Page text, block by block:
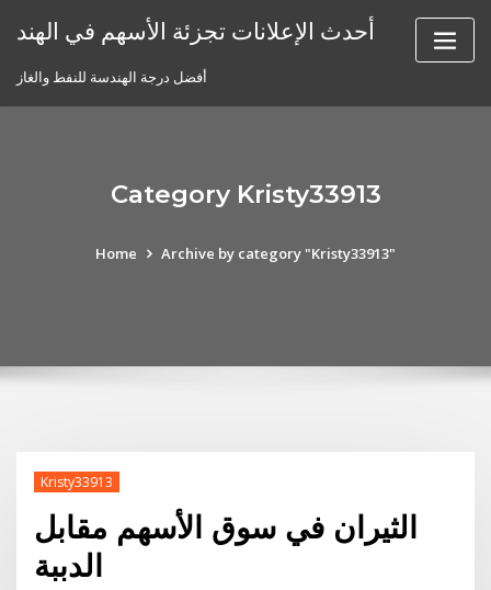
أحدث الإعلانات تجزئة الأسهم في الهند
أفضل درجة الهندسة للنفط والغاز
Category Kristy33913
Home Archive by category "Kristy33913"
Kristy33913
الثيران في سوق الأسهم مقابل
الدببة